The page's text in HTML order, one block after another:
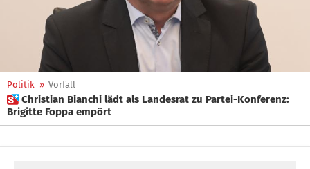
Politik » Vorfall
 Christian Bianchi lädt als Landesrat zu Partei-Konferenz:
Brigitte Foppa empört